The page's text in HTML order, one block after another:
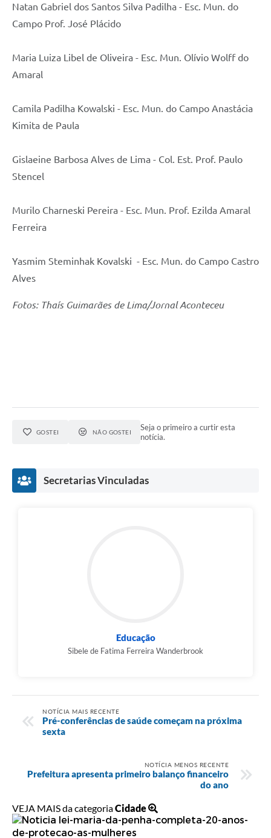
Natan Gabriel dos Santos Silva Padilha - Esc. Mun. do
Campo Prof. José Plácido
Maria Luiza Libel de Oliveira - Esc. Mun. Olívio Wolff do
Amaral
Camila Padilha Kowalski - Esc. Mun. do Campo Anastácia
Kimita de Paula
Gislaeine Barbosa Alves de Lima - Col. Est. Prof. Paulo
Stencel
Murilo Charneski Pereira - Esc. Mun. Prof. Ezilda Amaral
Ferreira
Yasmim Steminhak Kovalski - Esc. Mun. do Campo Castro
Alves
Fotos: Thaís Guimarães de Lima/Jornal Aconteceu
GOSTEI NÃO GOSTEI
Seja o primeiro a curtir esta
notícia.
Secretarias Vinculadas
Educação
Sibele de Fatima Ferreira Wanderbrook
NOTÍCIA MAIS RECENTE
Pré-conferências de saúde começam na próxima
sexta
NOTÍCIA MENOS RECENTE
Prefeitura apresenta primeiro balanço financeiro
do ano
VEJA MAIS da categoriaCidade